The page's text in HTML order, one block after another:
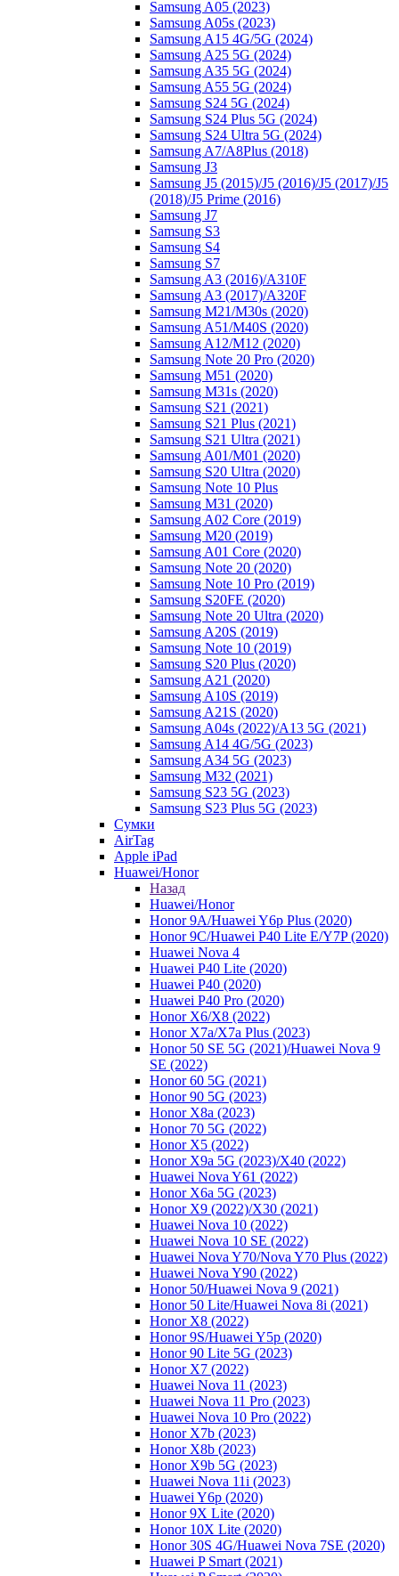
Samsung A05 (2023)
Samsung A05s (2023)
Samsung A15 4G/5G (2024)
Samsung A25 5G (2024)
Samsung A35 5G (2024)
Samsung A55 5G (2024)
Samsung S24 5G (2024)
Samsung S24 Plus 5G (2024)
Samsung S24 Ultra 5G (2024)
Samsung A7/A8Plus (2018)
Samsung J3
Samsung J5 (2015)/J5 (2016)/J5 (2017)/J5
(2018)/J5 Prime (2016)
Samsung J7
Samsung S3
Samsung S4
Samsung S7
Samsung A3 (2016)/A310F
Samsung A3 (2017)/A320F
Samsung M21/M30s (2020)
Samsung A51/M40S (2020)
Samsung A12/M12 (2020)
Samsung Note 20 Pro (2020)
Samsung M51 (2020)
Samsung M31s (2020)
Samsung S21 (2021)
Samsung S21 Plus (2021)
Samsung S21 Ultra (2021)
Samsung A01/M01 (2020)
Samsung S20 Ultra (2020)
Samsung Note 10 Plus
Samsung M31 (2020)
Samsung A02 Core (2019)
Samsung M20 (2019)
Samsung A01 Core (2020)
Samsung Note 20 (2020)
Samsung Note 10 Pro (2019)
Samsung S20FE (2020)
Samsung Note 20 Ultra (2020)
Samsung A20S (2019)
Samsung Note 10 (2019)
Samsung S20 Plus (2020)
Samsung A21 (2020)
Samsung A10S (2019)
Samsung A21S (2020)
Samsung A04s (2022)/А13 5G (2021)
Samsung A14 4G/5G (2023)
Samsung A34 5G (2023)
Samsung M32 (2021)
Samsung S23 5G (2023)
Samsung S23 Plus 5G (2023)
Сумки
AirTag
Apple iPad
Huawei/Honor
Назад
Huawei/Honor
Honor 9A/Huawei Y6p Plus (2020)
Honor 9C/Huawei P40 Lite E/Y7P (2020)
Huawei Nova 4
Huawei P40 Lite (2020)
Huawei P40 (2020)
Huawei P40 Pro (2020)
Honor X6/Х8 (2022)
Honor X7a/X7a Plus (2023)
Honor 50 SE 5G (2021)/Huawei Nova 9
SE (2022)
Honor 60 5G (2021)
Honor 90 5G (2023)
Honor X8a (2023)
Honor 70 5G (2022)
Honor X5 (2022)
Honor X9a 5G (2023)/Х40 (2022)
Huawei Nova Y61 (2022)
Honor X6a 5G (2023)
Honor X9 (2022)/Х30 (2021)
Huawei Nova 10 (2022)
Huawei Nova 10 SE (2022)
Huawei Nova Y70/Nova Y70 Plus (2022)
Huawei Nova Y90 (2022)
Honor 50/Huawei Nova 9 (2021)
Honor 50 Lite/Huawei Nova 8i (2021)
Honor X8 (2022)
Honor 9S/Huawei Y5p (2020)
Honor 90 Lite 5G (2023)
Honor X7 (2022)
Huawei Nova 11 (2023)
Huawei Nova 11 Pro (2023)
Huawei Nova 10 Pro (2022)
Honor X7b (2023)
Honor X8b (2023)
Honor X9b 5G (2023)
Huawei Nova 11i (2023)
Huawei Y6p (2020)
Honor 9X Lite (2020)
Honor 10X Lite (2020)
Honor 30S 4G/Huawei Nova 7SE (2020)
Huawei P Smart (2021)